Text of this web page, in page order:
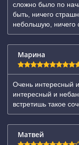
сложно было по
быть, ничего
небольшую, ничего
Марина
Очень интересный
интересный и
встретишь такое
Матвей